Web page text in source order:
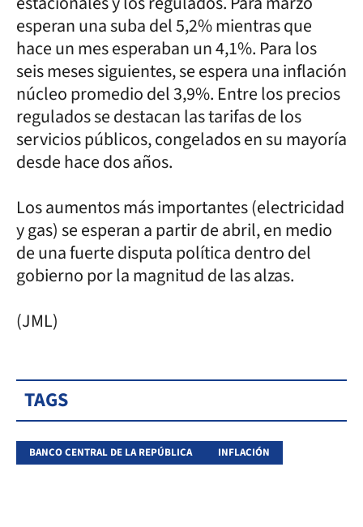
esperan una suba del 5,2% mientras que
hace un mes esperaban un 4,1%. Para los
seis meses siguientes, se espera una inflación
núcleo promedio del 3,9%. Entre los precios
regulados se destacan las tarifas de los
servicios públicos, congelados en su mayoría
desde hace dos años.
Los aumentos más importantes (electricidad
y gas) se esperan a partir de abril, en medio
de una fuerte disputa política dentro del
gobierno por la magnitud de las alzas.
(JML)
TAGS
BANCO CENTRAL DE LA REPÚBLICA INFLACIÓN